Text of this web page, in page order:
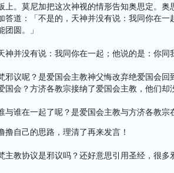
上。莫尼加把这次神视的情形告知奥思定。
答道：「不是的，天神并没有说：我同你在
团圆。」
神并没有说：我同你在一起；他说的是：你同
邪议呢？是爱国会主教神父悔改弃绝爱国会
国会？方济各教宗接纳了爱国会主教，他们
与谁在一起了呢？是爱国会主教与方济各教
撸自己的思路，理清了再来发言！
主教协议是邪议吗？还好意思引用圣经，很多